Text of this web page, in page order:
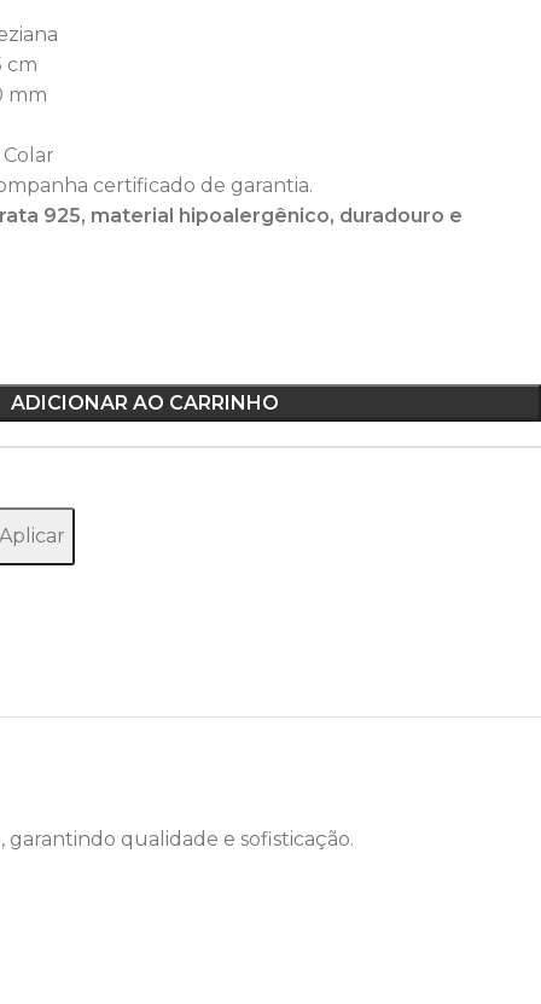
cm
mm
Colar
certificado de garantia.
925, material hipoalergênico, duradouro e
ADICIONAR AO CARRINHO
Aplicar
qualidade e sofisticação.